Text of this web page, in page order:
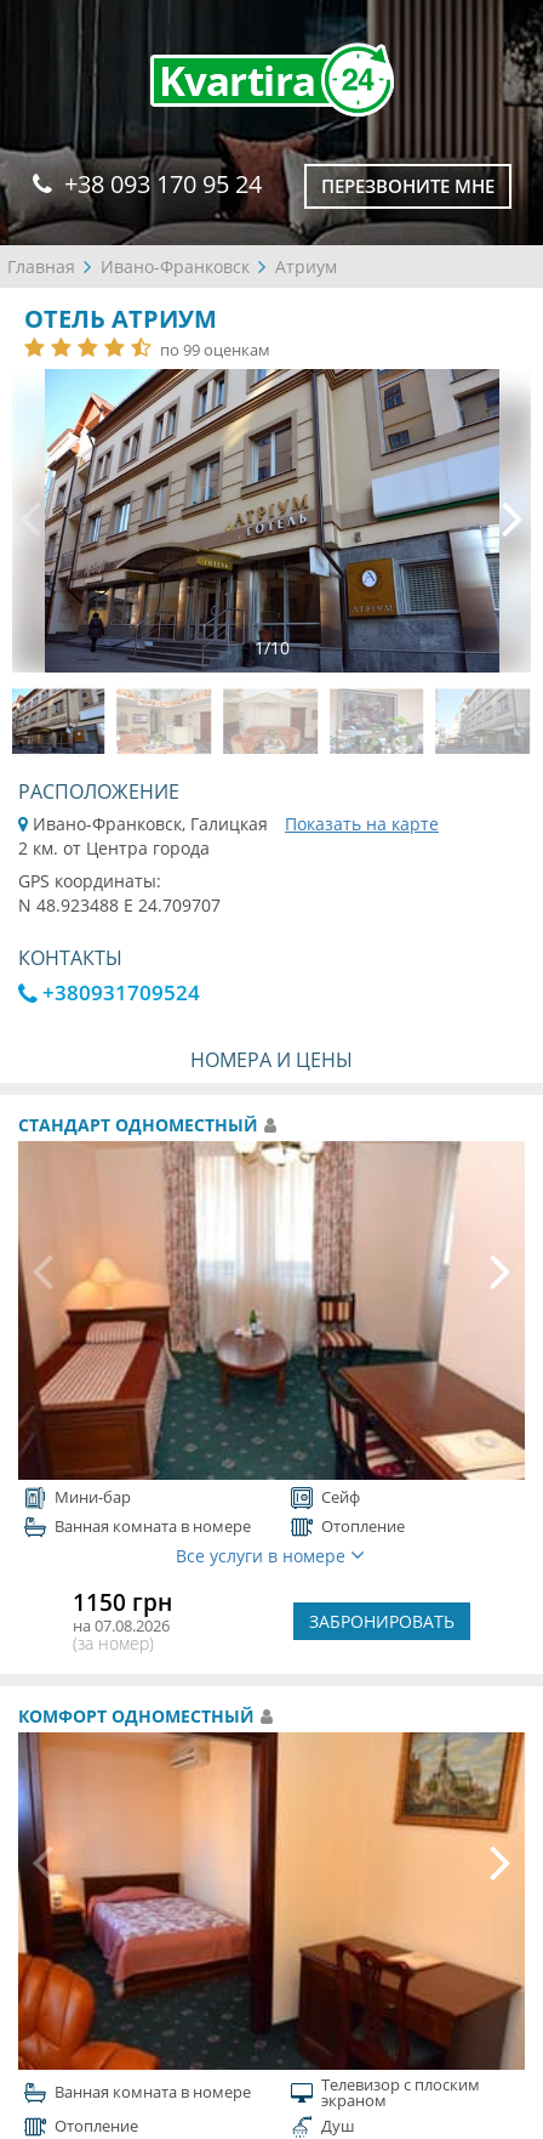
+38 093 170 95 24 ПЕРЕЗВОНИТЕ МНЕ
Главная Ивано-Франковск Атриум
ОТЕЛЬ АТРИУМ
по 99 оценкам
1/10
РАСПОЛОЖЕНИЕ
Ивано-Франковск, Галицкая
Показать на карте
2 км. от Центра города
GPS координаты:
N 48.923488 E 24.709707
КОНТАКТЫ
+380931709524
НОМЕРА И ЦЕНЫ
СТАНДАРТ ОДНОМЕСТНЫЙ
Мини-бар
Сейф
Ванная комната в номере
Отопление
Все услуги в номере
1150 грн
на 07.08.2026
(за номер)
ЗАБРОНИРОВАТЬ
КОМФОРТ ОДНОМЕСТНЫЙ
Ванная комната в номере Телевизор с плоским
экраном
Отопление
Душ